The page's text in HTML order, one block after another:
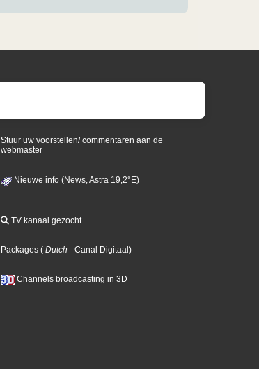
Stuur uw voorstellen/ commentaren aan de
webmaster
Nieuwe info (News, Astra 19,2°E)
TV kanaal gezocht
Packages ( Dutch - Canal Digitaal)
Channels broadcasting in 3D